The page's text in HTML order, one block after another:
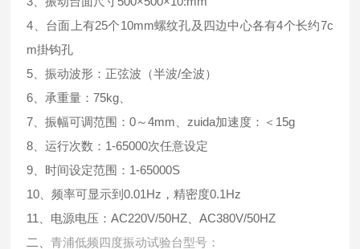
4、台面上有25个10mm螺纹孔及四边中心各有4个长约7c
m掛钩孔
5、振动波形：正弦波（半波/全波）
6、承重量：75kg、
7、振幅可调范围：0～4mm、zuida加速度：＜15g
8、运行次数：1-65000次任意设定
9、时间设定范围：1-65000S
10、频率可显示到0.01Hz，精密度0.1Hz
11、电源电压：AC220V/50HZ、AC380V/50HZ
二、青浦低频四度振动试验台型号：